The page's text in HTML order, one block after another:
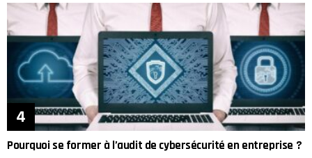
Pourquoi se former à l’audit de cybersécurité en entreprise ?